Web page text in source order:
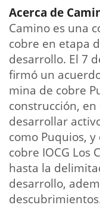
Acerca de
Camino es una
cobre en etapa
desarrollo. El 7
firmó un
mina de cobre
construcción,
desarrollar
como Puquios,
cobre IOCG Los
hasta la
desarrollo,